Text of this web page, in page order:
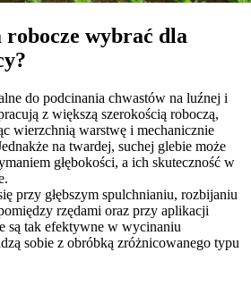
robocze wybrać dla
do podcinania chwastów na luźnej i
z większą szerokością roboczą,
wierzchnią warstwę i mechanicznie
na twardej, suchej glebie może
głębokości, a ich skuteczność w
przy głębszym spulchnianiu, rozbijaniu
rzędami oraz przy aplikacji
są tak efektywne w wycinaniu
sobie z obróbką zróżnicowanego typu